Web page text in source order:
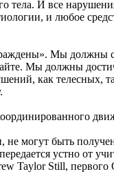
тела. И все
и любое
Мы должны
Мы должны
как телесных,
не могут быть
устно от
Taylor Still, первого